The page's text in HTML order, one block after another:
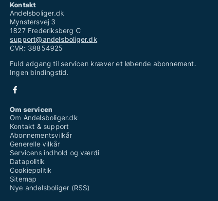
Kontakt
Andelsboliger.dk
Mynstersvej 3
1827 Frederiksberg C
support@andelsboliger.dk
CVR: 38854925
Fuld adgang til servicen kræver et løbende abonnement.
Ingen bindingstid.
Om servicen
Om Andelsboliger.dk
Kontakt & support
Abonnementsvilkår
Generelle vilkår
Servicens indhold og værdi
Datapolitik
Cookiepolitik
Sitemap
Nye andelsboliger (RSS)